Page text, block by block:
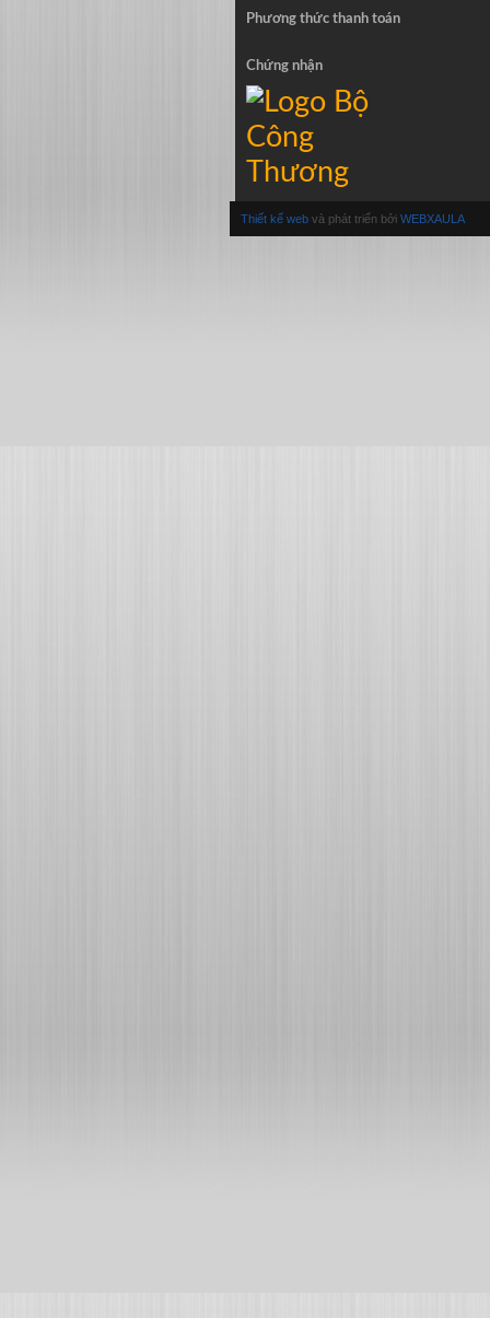
Phương thức thanh toán
Chứng nhận
Thiết kế web và phát triển bởi WEBXAULA